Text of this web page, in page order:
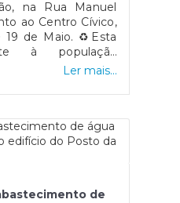
a compreensão e
perante os
causados
dos trabalhos.
na Rua Manuel
ao Centro Cívico,
19 de Maio. ♻️Esta
à população
corretamente
como
entre outros.Uma
para promover a
o ambiente e
Ler mais...
de